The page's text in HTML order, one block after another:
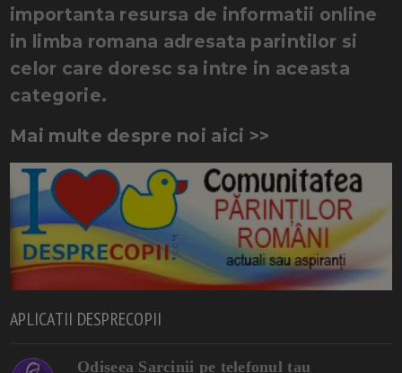
importanta resursa de informatii online
in limba romana adresata parintilor si
celor care doresc sa intre in aceasta
categorie.
Mai multe despre noi aici >>
APLICATII DESPRECOPII
Odiseea Sarcinii pe telefonul tau